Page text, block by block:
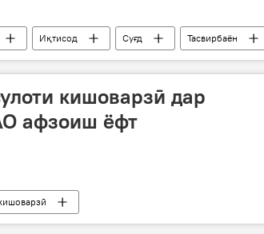
Иқтисод Суғд Тасвирбаён
кишоварзӣ дар
афзоиш ёфт